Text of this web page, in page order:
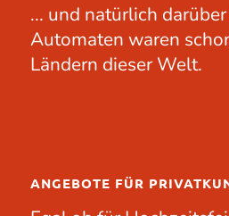
... und natürlich
Automaten waren
Ländern dieser Welt.
ANGEBOTE FÜR